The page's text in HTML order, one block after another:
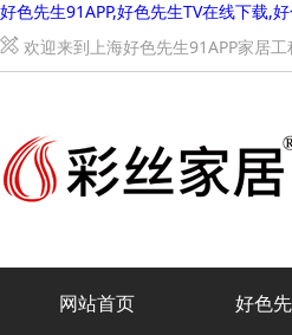
好色先生91APP,好色先生TV在线下载,
欢迎来到上海好色先生91APP家居工程
网站首页 好色